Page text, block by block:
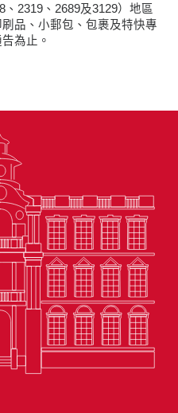
2319、2689及3129）地區
品、小郵包、包裹及特快專
為止。